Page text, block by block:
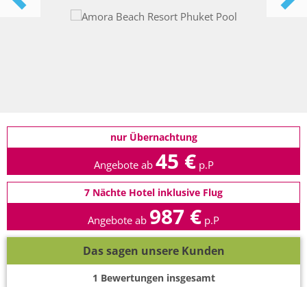
nur Übernachtung
Angebote ab 45 € p.P
7 Nächte Hotel inklusive Flug
Angebote ab 987 € p.P
Das sagen unsere Kunden
1 Bewertungen insgesamt